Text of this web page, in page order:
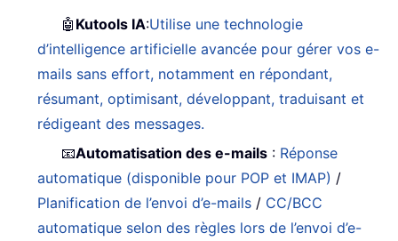
🤖 Kutools IA:Utilise une technologie
d’intelligence artificielle avancée pour gérer vos e-
mails sans effort, notamment en répondant,
résumant, optimisant, développant, traduisant et
rédigeant des messages.
📧Automatisation des e-mails : Réponse
automatique (disponible pour POP et IMAP) /
Planification de l’envoi d’e-mails / CC/BCC
automatique selon des règles lors de l’envoi d’e-